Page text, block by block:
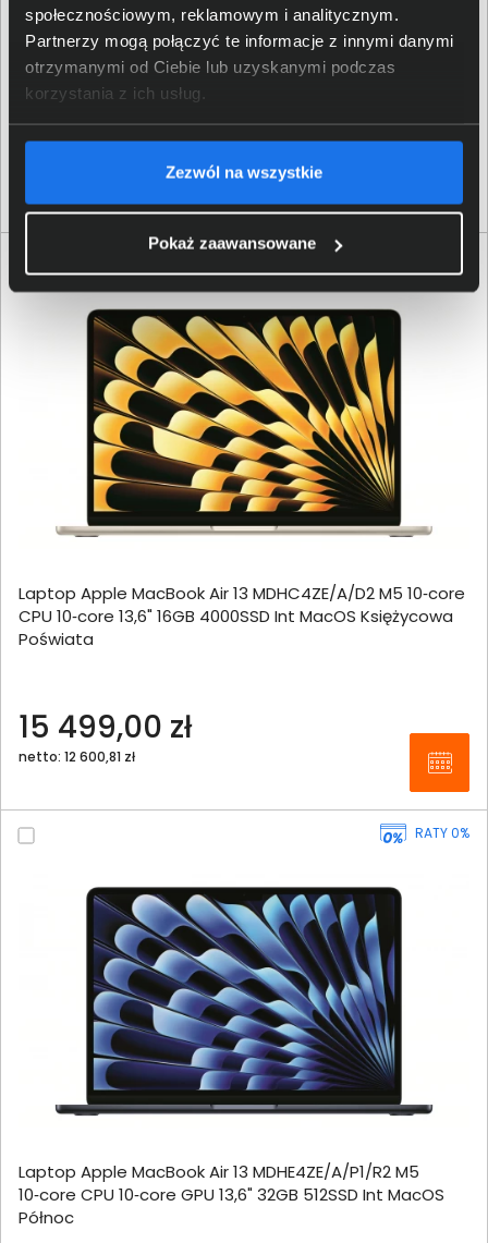
społecznościowym, reklamowym i analitycznym.
Partnerzy mogą połączyć te informacje z innymi danymi
otrzymanymi od Ciebie lub uzyskanymi podczas
korzystania z ich usług.
Zezwól na wszystkie
Pokaż zaawansowane
Laptop Apple MacBook Air 15 MDVU4ZE/A M5 10‑core
CPU 10‑core GPU 15,3" 24GB 1000SSD Int MacOS Błękitny
9 899,00 zł
Laptop Apple MacBook Air 13 MDHC4ZE/A/D2 M5 10‑core
CPU 10‑core 13,6" 16GB 4000SSD Int MacOS Księżycowa
Poświata
15 499,00 zł
netto: 12 600,81 zł
RATY 0%
Laptop Apple MacBook Air 13 MDHE4ZE/A/P1/R2 M5
10‑core CPU 10‑core GPU 13,6" 32GB 512SSD Int MacOS
Północ